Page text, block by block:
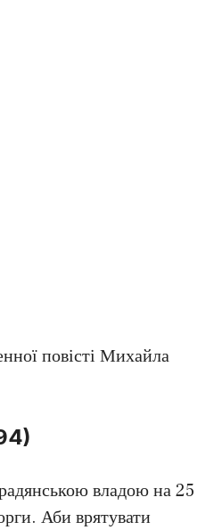
повісті Михайла
владою на 25
Аби врятувати